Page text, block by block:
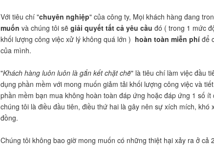
Với tiêu chí "chuyên nghiệp" của công ty, Mọi khách hàng đang
muốn và chúng tôi sẽ giải quyết tất cả yêu cầu đó ( trong 1 mức
khối lượng công việc xử lý không quá lớn ) hoàn toàn miễn phíđể
của mình.
"Khách hàng luôn luôn là gắn kết chặt chẽ" là tiêu chí làm việc đầu
dụng phần mềm với mong muốn giảm tải khối lượng công việc và
phần mềm bạn mua không hoàn toàn đáp ứng hoặc đáp ứng 1 số
chúng tôi là điều đầu tiên, điều thứ hai là gây nên sự xích mích,
đồng.
Chúng tôi không bao giờ mong muốn có những thiệt hại xảy ra ở